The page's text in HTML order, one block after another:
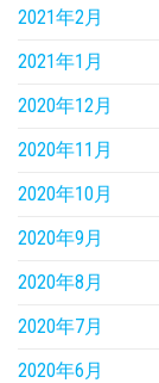
2021年2月
2021年1月
2020年12月
2020年11月
2020年10月
2020年9月
2020年8月
2020年7月
2020年6月